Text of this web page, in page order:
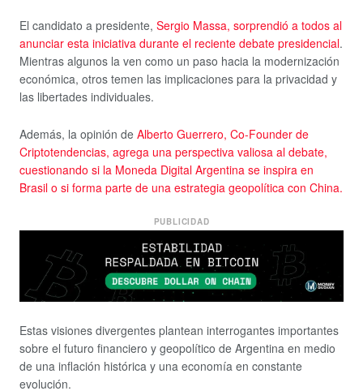
El candidato a presidente, Sergio Massa, sorprendió a todos al
anunciar esta iniciativa durante el reciente debate presidencial.
Mientras algunos la ven como un paso hacia la modernización
económica, otros temen las implicaciones para la privacidad y
las libertades individuales.
Además, la opinión de Alberto Guerrero, Co-Founder de
Criptotendencias, agrega una perspectiva valiosa al debate,
cuestionando si la Moneda Digital Argentina se inspira en
Brasil o si forma parte de una estrategia geopolítica con China.
PUBLICIDAD
Estas visiones divergentes plantean interrogantes importantes
sobre el futuro financiero y geopolítico de Argentina en medio
de una inflación histórica y una economía en constante
evolución.